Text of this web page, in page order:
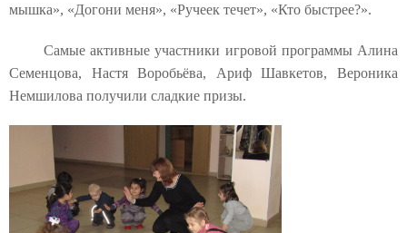
мышка», «Догони меня», «Ручеек течет», «Кто быстрее?».
Самые активные участники игровой программы Алина
Семенцова, Настя Воробьёва, Ариф Шавкетов, Вероника
Немшилова получили сладкие призы.